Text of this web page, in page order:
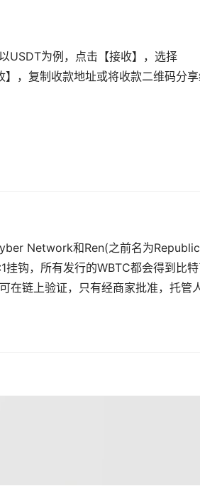
USDT为例，点击【接收】，选择
】，复制收款地址或将收款二维码分
Network和Ren(之前名为Republic
挂钩，所有发行的WBTC都会得到比
在链上验证，只有经商家批准，托管